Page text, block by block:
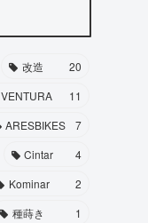
改造
20
VENTURA
11
ARESBIKES
7
Cintar
4
Kominar
2
種蒔き
1